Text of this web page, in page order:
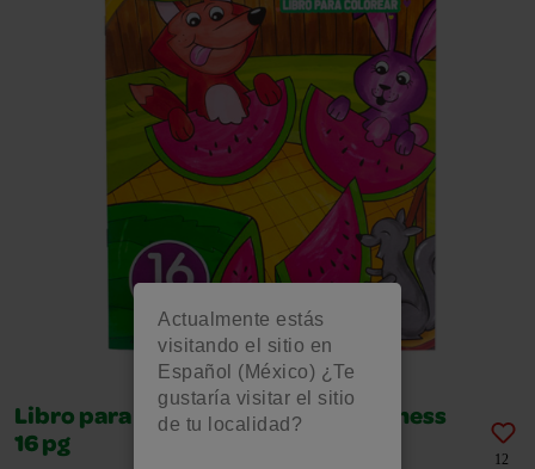
Actualmente estás
visitando el sitio en
Español (México) ¿Te
gustaría visitar el sitio
de tu localidad?
Libro para Colorear Colors of Kindness
16 pg
12